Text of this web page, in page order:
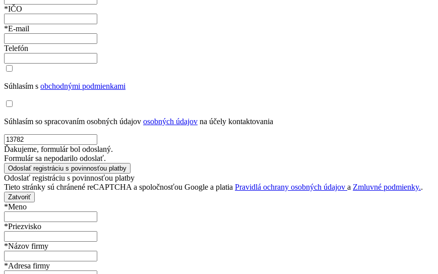
*IČO
*E-mail
Telefón
Súhlasím s obchodnými podmienkami
Súhlasím so spracovaním osobných údajov osobných údajov na účely kontaktovania
Ďakujeme, formulár bol odoslaný.
Formulár sa nepodarilo odoslať.
Odoslať registráciu s povinnosťou platby
Tieto stránky sú chránené reCAPTCHA a spoločnosťou Google a platia Pravidlá ochrany osobných údajov a Zmluvné podmienky..
Zatvoriť
*Meno
*Priezvisko
*Názov firmy
*Adresa firmy